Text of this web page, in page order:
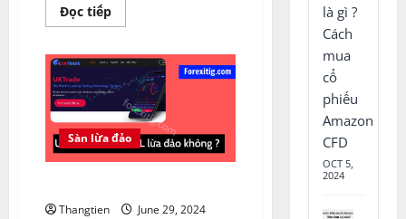
Đọc tiếpRead
more
Racforex
đảo
hay
uy
tín
?
Sàn lừa đảo
Thangtien
June 29, 2024
là gì ?
Cách
mua
cổ
phiếu
Amazon
CFD
OCT 5,
2024